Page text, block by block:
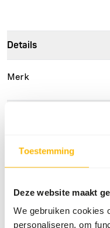
Toestemming
Deze website maakt
We gebruiken cookies
personaliseren, om
Details
Merk
We recommend
prey, meat or fish. The
with the supplied